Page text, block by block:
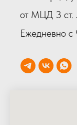
от МЦД 3 ст.
Ежедневно